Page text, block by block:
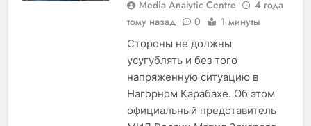
Media Analytic Centre
4 года
тому назад
0 1 минуты
Стороны не должны
усугублять и без того
напряженную ситуацию в
Нагорном Карабахе. Об этом
официальный представитель